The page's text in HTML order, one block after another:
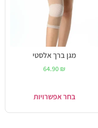
מגן ברך אלסטי
64.90 ₪
בחר אפשרויות